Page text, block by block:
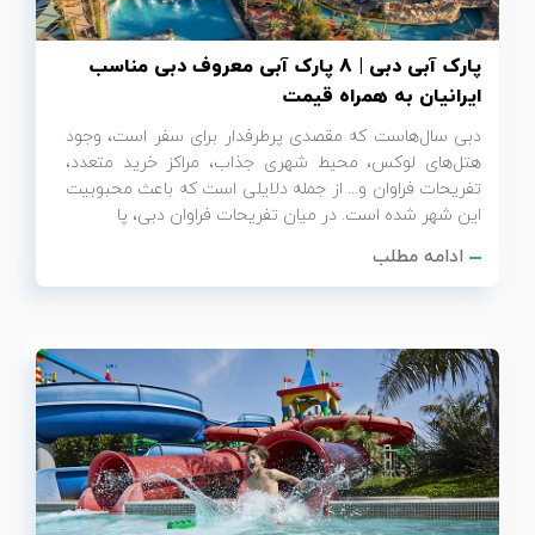
پارک آبی دبی | 8 پارک آبی معروف دبی مناسب
ایرانیان به همراه قیمت
دبی سال‌هاست که مقصدی پرطرفدار برای سفر است، وجود
هتل‌های لوکس، محیط شهری جذاب، مراکز خرید متعدد،
تفریحات فراوان و... از جمله دلایلی است که باعث محبوبیت
این شهر شده است. در میان تفریحات فراوان دبی، پا
ادامه مطلب